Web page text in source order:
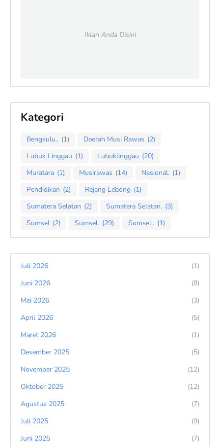
Iklan Anda Disini
Kategori
Bengkulu.. (1) Daerah Musi Rawas (2)
Lubuk Linggau (1) Lubuklinggau (20)
Muratara (1) Musirawas (14) Nasional. (1)
Pendidikan (2) Rejang Lebong (1)
Sumatera Selatan (2) Sumatera Selatan. (3)
Sumsel (2) Sumsel. (29) Sumsel.. (1)
Juli 2026
(1)
Juni 2026
(8)
Mei 2026
(3)
April 2026
(5)
Maret 2026
(1)
Desember 2025
(5)
November 2025
(12)
Oktober 2025
(12)
Agustus 2025
(7)
Juli 2025
(9)
Juni 2025
(7)